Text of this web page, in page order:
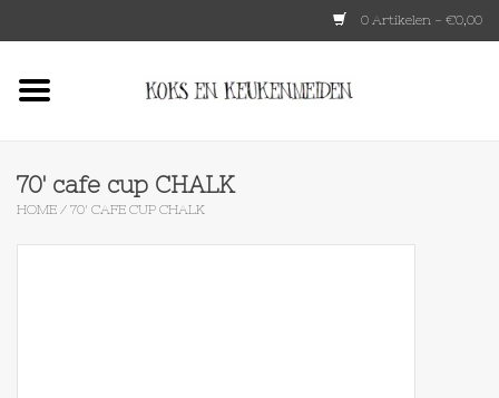
0 Artikelen - €0,00
70' cafe cup CHALK
HOME / 70' CAFE CUP CHALK